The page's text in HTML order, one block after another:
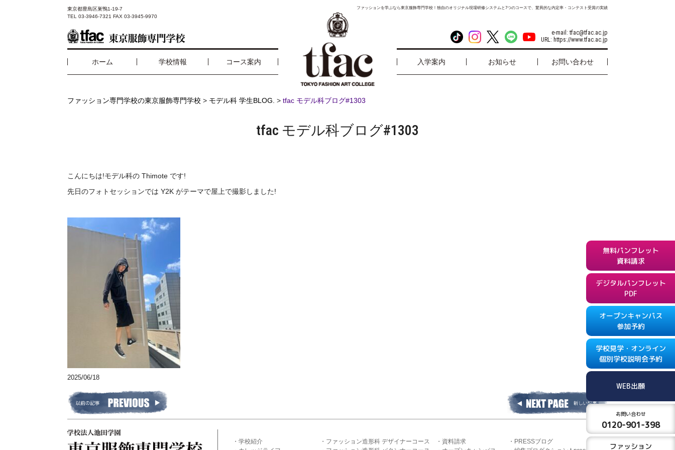
東京都豊島区巣鴨1-19-7
TEL 03-3946-7321 FAX 03-3945-9970
ファッションを学ぶなら東京服飾専門学校！独自のオリジナル現場研修システムと7つのコースで、驚異的な内定率・コンテスト受賞の実績
e-mail: tfac@tfac.ac.jp
URL: https://www.tfac.ac.jp
ホーム 学校情報 コース案内 入学案内 お知らせ お問い合わせ
ファッション専門学校の東京服飾専門学校 > モデル科 学生BLOG. >tfac モデル科ブログ#1303
tfac モデル科ブログ#1303
こんにちは!モデル科の Thimote です!
先日のフォトセッションでは Y2K がテーマで屋上で撮影しました!
2025/06/18
学校紹介
ファッション造形科 デザイナーコース
資料請求
PRESSブログ
無料パンフレット
資料請求
デジタルパンフレット
PDF
オープンキャンパス
参加予約
学校見学・オンライン
個別学校説明会予約
WEB出願
お問い合わせ
0120-901-398
ファッション